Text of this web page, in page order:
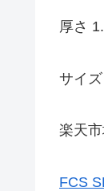
厚さ
サイ
楽天
FCS